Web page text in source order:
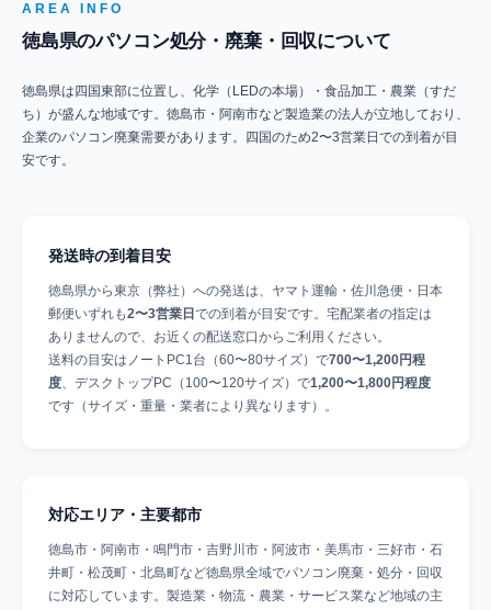
AREA INFO
徳島県のパソコン処分・廃棄・回収について
徳島県は四国東部に位置し、化学（LEDの本場）・食品加工・農業（すだ
ち）が盛んな地域です。徳島市・阿南市など製造業の法人が立地しており、
企業のパソコン廃棄需要があります。四国のため2〜3営業日での到着が目
安です。
発送時の到着目安
徳島県から東京（弊社）への発送は、ヤマト運輸・佐川急便・日本
郵便いずれも2〜3営業日 での到着が目安です。宅配業者の指定は
ありませんので、お近くの配送窓口からご利用ください。
送料の目安はノートPC1台（60〜80サイズ）で700〜1,200円程
度、デスクトップPC（100〜120サイズ）で1,200〜1,800円程度
です（サイズ・重量・業者により異なります）。
対応エリア・主要都市
徳島市・阿南市・鳴門市・吉野川市・阿波市・美馬市・三好市・石
井町・松茂町・北島町など徳島県全域でパソコン廃棄・処分・回収
に対応しています。製造業・物流・農業・サービス業など地域の主